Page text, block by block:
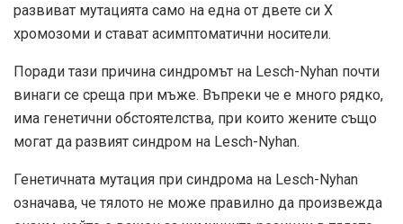
развиват мутацията само на една от двете си X
хромозоми и стават асимптоматични носители.
Поради тази причина синдромът на Lesch-Nyhan почти
винаги се среща при мъже. Въпреки че е много рядко,
има генетични обстоятелства, при които жените също
могат да развият синдром на Lesch-Nyhan.
Генетичната мутация при синдрома на Lesch-Nyhan
означава, че тялото не може правилно да произвежда